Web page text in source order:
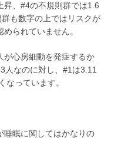
昇、#4の不規則群では1.6
も数字の上ではリスクが
られていません。
心房細動を発症するか
人なのに対し、#1は3.11
なっています。
眠に関してはかなりの